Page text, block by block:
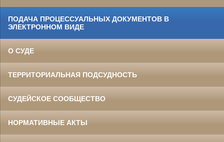
ПОДАЧА ПРОЦЕССУАЛЬНЫХ ДОКУМЕНТОВ В
ЭЛЕКТРОННОМ ВИДЕ
О СУДЕ
ТЕРРИТОРИАЛЬНАЯ ПОДСУДНОСТЬ
СУДЕЙСКОЕ СООБЩЕСТВО
НОРМАТИВНЫЕ АКТЫ